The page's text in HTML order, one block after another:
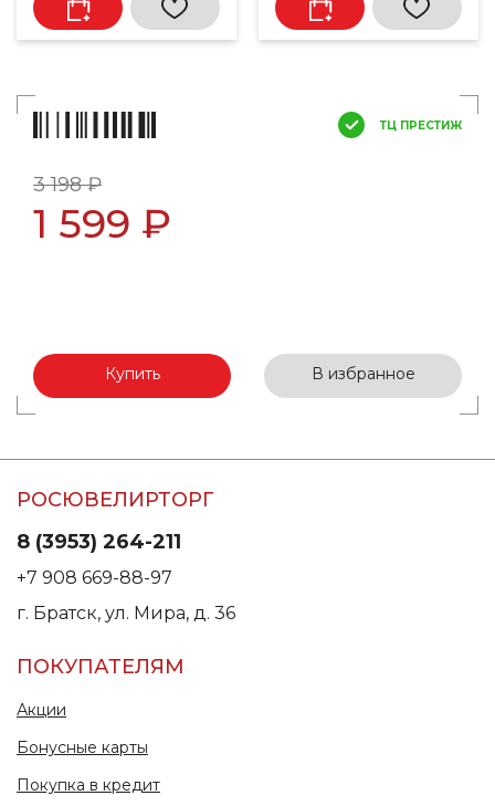
ТЦ ПРЕСТИЖ
3 198 ₽
1 599 ₽
Купить В избранное
РОСЮВЕЛИРТОРГ
8 (3953) 264-211
+7 908 669-88-97
г. Братск, ул. Мира, д. 36
ПОКУПАТЕЛЯМ
Акции
Бонусные карты
Покупка в кредит